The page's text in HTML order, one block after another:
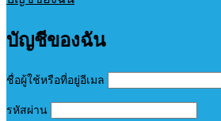
บัญชีของฉัน
ชื่อผู้ใช้หรือที่อยู่อีเมล
รหัสผ่าน